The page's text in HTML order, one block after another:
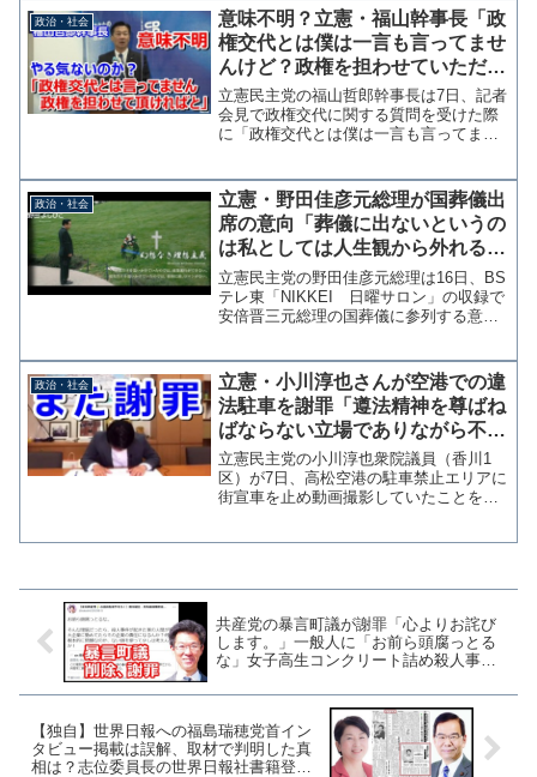
ピカ。清掃する人がいてみんなが安心し
て気持ちよく使えるエ...
政治・社会
意味不明？立憲・福山幹事長「政
権交代とは僕は一言も言ってませ
んけど？政権を担わせていただけ
ればと」
立憲民主党の福山哲郎幹事長は7日、記者
会見で政権交代に関する質問を受けた際
に「政権交代とは僕は一言も言ってませ
意味がわからない。※テロップで6日とな
っていますが正しくは7...
政治・社会
立憲・野田佳彦元総理が国葬儀出
席の意向「葬儀に出ないというの
は私としては人生観から外れる」
野党支持者から猛バッシング
立憲民主党の野田佳彦元総理は16日、BS
テレ東「NIKKEI 日曜サロン」の収録で
安倍晋三元総理の国葬儀に参列する意向
独を、私も短い期間だが味わっている。
それを最も長...
政治・社会
立憲・小川淳也さんが空港での違
法駐車を謝罪「遵法精神を尊ばね
ばならない立場でありながら不適
切だった」
立憲民主党の小川淳也衆院議員（香川1
区）が7日、高松空港の駐車禁止エリアに
街宣車を止め動画撮影していたことを認
共産党の暴言町議が謝罪「心よりお詫び
します。」一般人に「お前ら頭腐っとる
な」女子高生コンクリート詰め殺人事件
【独自】世界日報への福島瑞穂党首イン
タビュー掲載は誤解、取材で判明した真
相は？志位委員長の世界日報社書籍登場